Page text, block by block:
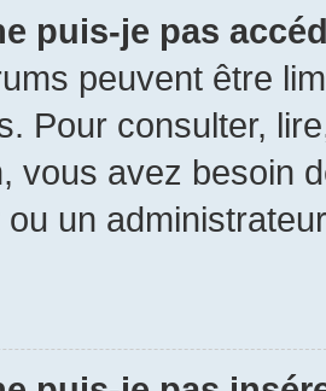
puis-je pas
peuvent être
Pour consulter,
vous avez besoin
un